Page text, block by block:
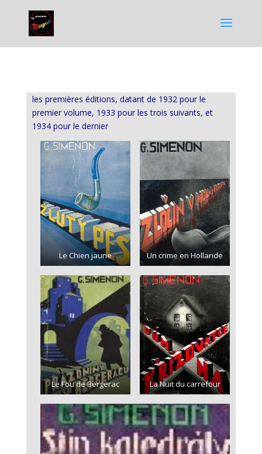
les premières éditions, datant de 1932 pour le
premier volume, 1933 pour les trois suivants, et
1934 pour le dernier
Le Chien jaune Un crime en Hollande
Le Fou de Bergerac La Nuit du carrefour